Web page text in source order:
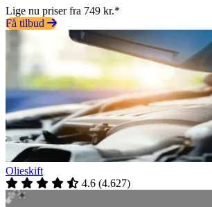
Lige nu priser fra 749 kr.*
Få tilbud
Olieskift
4.6 (4.627)